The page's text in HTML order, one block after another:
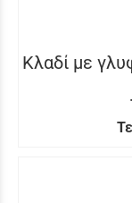
Κλαδί με